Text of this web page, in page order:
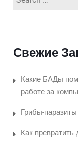
Свежие
Какие БАДы
работе за
Грибы-
Как